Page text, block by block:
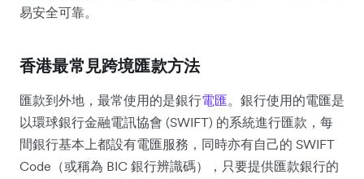
易安全可靠。
香港最常見跨境匯款方法
匯款到外地，最常使用的是銀行電匯。銀行使用的電匯是
以環球銀行金融電訊協會 (SWIFT) 的系統進行匯款，每
間銀行基本上都設有電匯服務，同時亦有自己的 SWIFT
Code（或稱為 BIC 銀行辨識碼），只要提供匯款銀行的